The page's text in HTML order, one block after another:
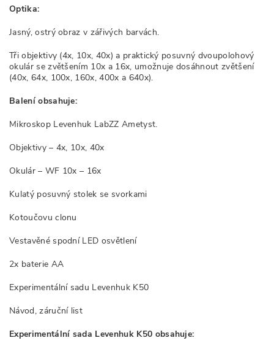
Optika:
Jasný, ostrý obraz v zářivých barvách.
Tři objektivy (4x, 10x, 40x) a praktický posuvný dvoupolohový
okulár se zvětšením 10x a 16x, umožnuje dosáhnout zvětšení
(40x, 64x, 100x, 160x, 400x a 640x).
Balení obsahuje:
Mikroskop Levenhuk LabZZ Ametyst.
Objektivy – 4x, 10x, 40x
Okulár – WF 10x – 16x
Kulatý posuvný stolek se svorkami
Kotoučovu clonu
Vestavěné spodní LED osvětlení
2x baterie AA
Experimentální sadu Levenhuk K50
Návod, záruční list
Experimentální sada Levenhuk K50 obsahuje: